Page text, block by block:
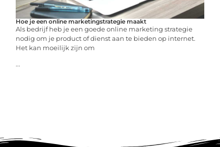
Hoe je een online marketingstrategie maakt
Als bedrijf heb je een goede online marketing strategie
nodig om je product of dienst aan te bieden op internet.
Het kan moeilijk zijn om
...